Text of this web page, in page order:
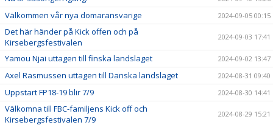
Välkommen vår nya domaransvarige 2024-09-05 00:15
Det här händer på Kick offen och på
Kirsebergsfestivalen
2024-09-03 17:41
Yamou Njai uttagen till finska landslaget 2024-09-02 13:47
Axel Rasmussen uttagen till Danska landslaget 2024-08-31 09:40
Uppstart FP18-19 blir 7/9 2024-08-30 14:41
Välkomna till FBC-familjens Kick off och
Kirsebergsfestivalen 7/9
2024-08-29 15:21